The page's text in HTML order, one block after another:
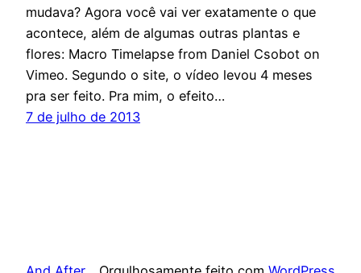
mudava? Agora você vai ver exatamente o que
acontece, além de algumas outras plantas e
flores: Macro Timelapse from Daniel Csobot on
Vimeo. Segundo o site, o vídeo levou 4 meses
pra ser feito. Pra mim, o efeito…
7 de julho de 2013